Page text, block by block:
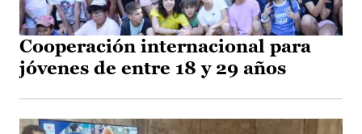
Cooperación internacional para
jóvenes de entre 18 y 29 años